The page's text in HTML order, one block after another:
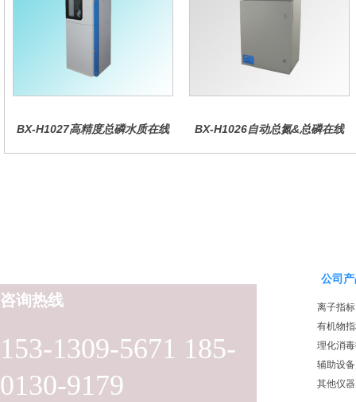
BX-H1027高精度总磷水质在线
BX-H1026自动总氮&总磷在线
153-1309-5671 185-
0130-9179
咨询热线
公司
离子指标
有机物
理化消
辅助设备
其他仪器